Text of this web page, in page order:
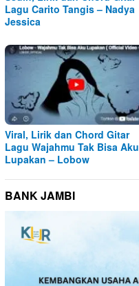
Lagu Carito Tangis – Nadya
Jessica
Viral, Lirik dan Chord Gitar
Lagu Wajahmu Tak Bisa Aku
Lupakan – Lobow
BANK JAMBI